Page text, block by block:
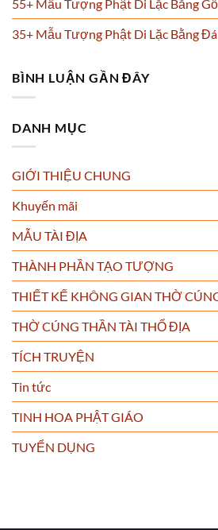
55+ Mẫu Tượng Phật Di Lặc Bằng
35+ Mẫu Tượng Phật Di Lặc Bằng
BÌNH LUẬN GẦN ĐÂY
DANH MỤC
GIỚI THIỆU CHUNG
Khuyến mãi
MẪU TÀI ĐỊA
THÀNH PHẦN TẠO TƯỢNG
THIẾT KẾ KHÔNG GIAN THỜ
THỜ CÚNG THẦN TÀI THỔ ĐỊA
TÍCH TRUYỆN
Tin tức
TINH HOA PHẬT GIÁO
TUYỂN DỤNG